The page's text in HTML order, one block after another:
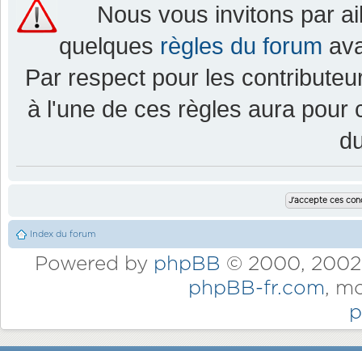
Nous vous invitons par
quelques règles du forum
Par respect pour les
à l'une de ces règles aura pour
Index du forum
Powered by phpBB © 2000,
phpBB-fr.com,